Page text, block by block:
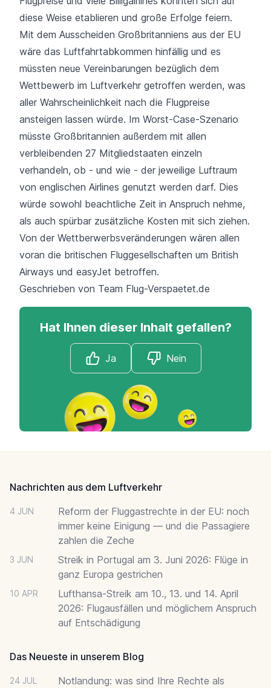
diese Weise etablieren und große Erfolge feiern.
Mit dem Ausscheiden Großbritanniens aus der EU
wäre das Luftfahrtabkommen hinfällig und es
müssten neue Vereinbarungen bezüglich dem
Wettbewerb im Luftverkehr getroffen werden, was
aller Wahrscheinlichkeit nach die Flugpreise
ansteigen lassen würde. Im Worst-Case-Szenario
müsste Großbritannien außerdem mit allen
verbleibenden 27 Mitgliedstaaten einzeln
verhandeln, ob - und wie - der jeweilige Luftraum
von englischen Airlines genutzt werden darf. Dies
würde sowohl beachtliche Zeit in Anspruch nehme,
als auch spürbar zusätzliche Kosten mit sich ziehen.
Von der Wettberwerbsveränderungen wären allen
voran die britischen Fluggesellschaften um British
Airways und easyJet betroffen.
Geschrieben von Team Flug-Verspaetet.de
Hat Ihnen dieser Inhalt gefallen?
Ja Nein
Nachrichten aus dem Luftverkehr
4 JUN
Reform der Fluggastrechte in der EU: noch
immer keine Einigung — und die Passagiere
zahlen die Zeche
3 JUN
Streik in Portugal am 3. Juni 2026: Flüge in
ganz Europa gestrichen
10 APR
Lufthansa-Streik am 10., 13. und 14. April
2026: Flugausfällen und möglichem Anspruch
auf Entschädigung
Das Neueste in unserem Blog
24 JUL
Notlandung: was sind Ihre Rechte als